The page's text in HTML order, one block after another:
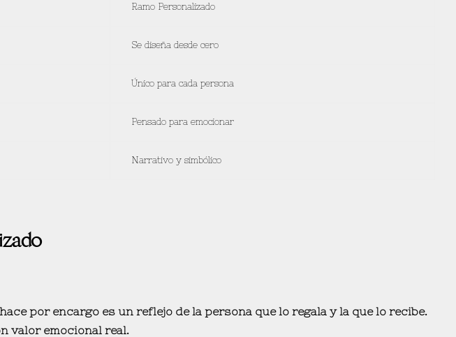
Ramo Personalizado
Se diseña desde cero
Único para cada persona
Pensado para emocionar
Narrativo y simbólico
por encargo es un reflejo de la persona que lo regala y la que lo recibe.
valor emocional real.